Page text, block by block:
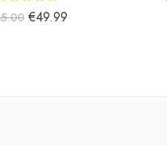
üzerinden
oy aldı
€49.99